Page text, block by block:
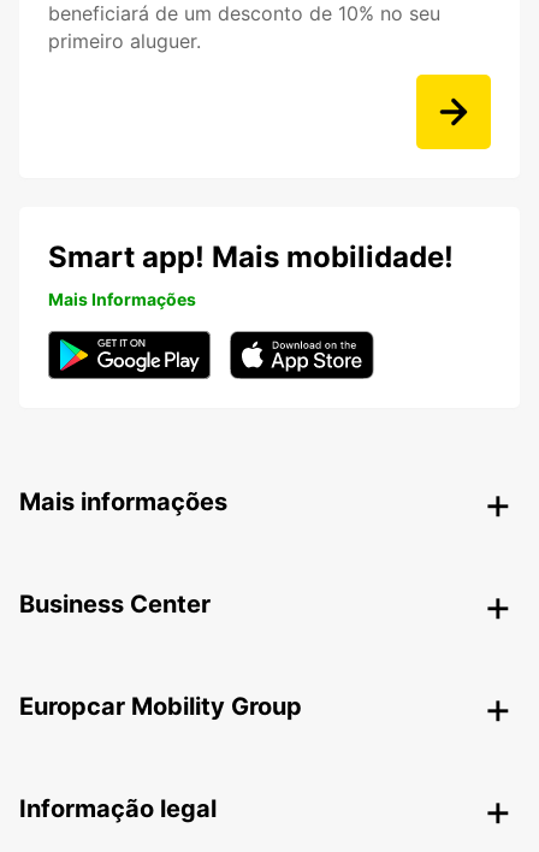
beneficiará de um desconto de 10% no seu
primeiro aluguer.
Smart app! Mais mobilidade!
Mais Informações
Mais informações
Business Center
Europcar Mobility Group
Informação legal